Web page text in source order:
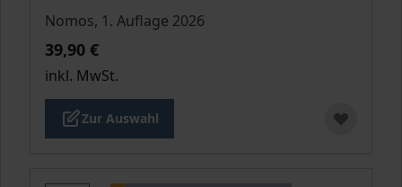
Nomos, 1. Auflage 2026
39,90 €
inkl. MwSt.
Zur Auswahl